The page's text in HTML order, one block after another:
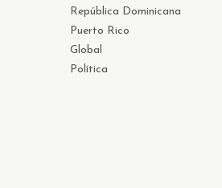
República Dominicana
Puerto Rico
Global
Política